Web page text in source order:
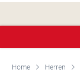
Home Herren